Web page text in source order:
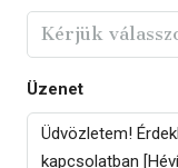
Kérjük
Üzenet